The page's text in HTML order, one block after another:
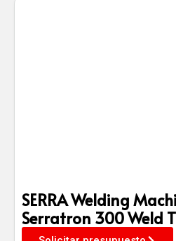
SERRA Welding
Serratron 300 Weld